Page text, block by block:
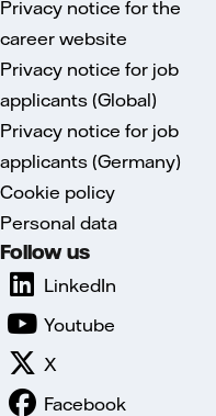
Privacy notice for the
career website
Privacy notice for job
applicants (Global)
Privacy notice for job
applicants (Germany)
Cookie policy
Personal data
Follow us
LinkedIn
Youtube
X
Facebook